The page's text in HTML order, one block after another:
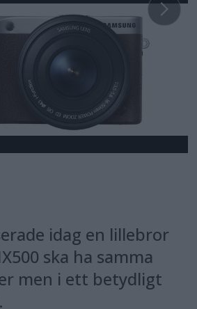
idag en lillebror
ska ha samma
men i ett betydligt